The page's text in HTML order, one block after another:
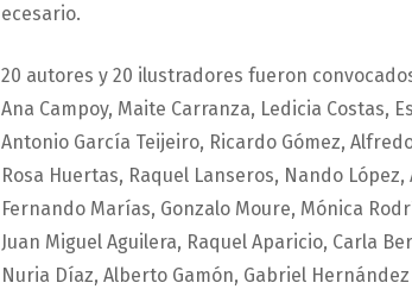
ecesario.
20 autores y 20 ilustradores fueron
Ana Campoy, Maite Carranza, Ledicia Costas,
Antonio García Teijeiro, Ricardo Gómez,
Rosa Huertas, Raquel Lanseros, Nando
Fernando Marías, Gonzalo Moure, Mónica
Juan Miguel Aguilera, Raquel Aparicio, Carla
Nuria Díaz, Alberto Gamón, Gabriel